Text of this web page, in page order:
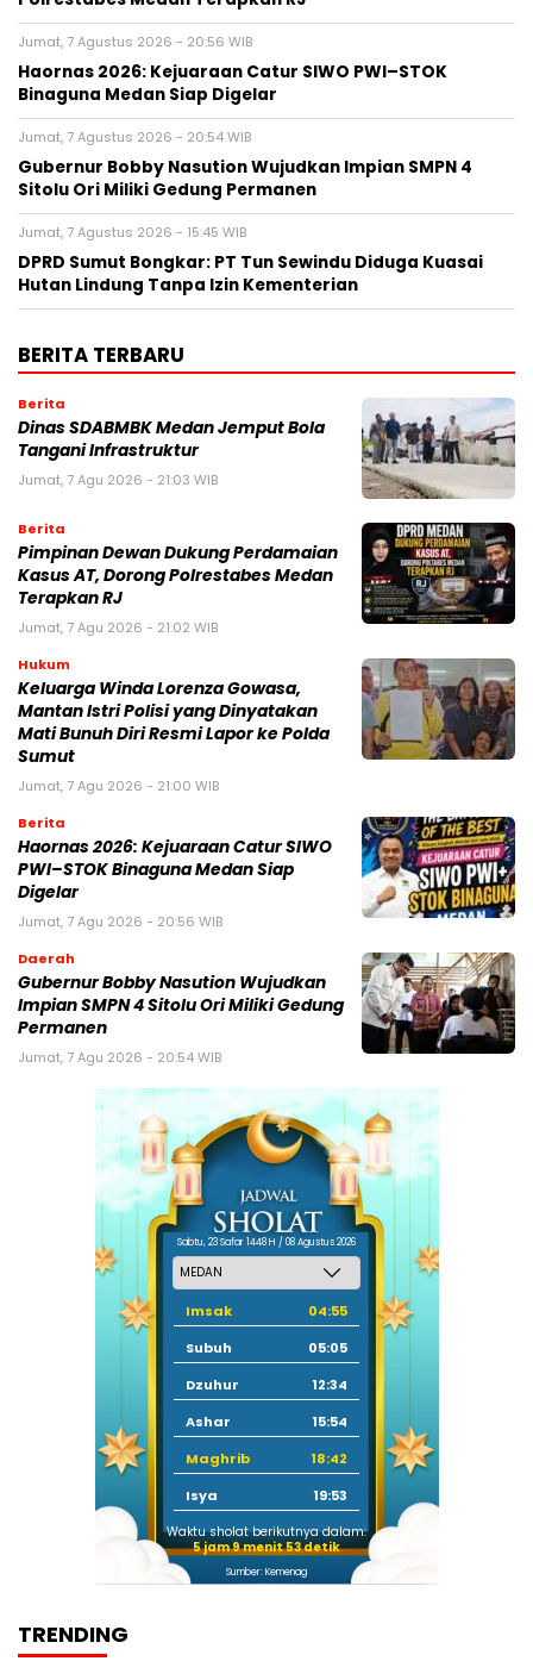
Jumat, 7 Agustus 2026 - 20:56 WIB
Haornas 2026: Kejuaraan Catur SIWO PWI–STOK
Binaguna Medan Siap Digelar
Jumat, 7 Agustus 2026 - 20:54 WIB
Gubernur Bobby Nasution Wujudkan Impian SMPN 4
Sitolu Ori Miliki Gedung Permanen
Jumat, 7 Agustus 2026 - 15:45 WIB
DPRD Sumut Bongkar: PT Tun Sewindu Diduga Kuasai
Hutan Lindung Tanpa Izin Kementerian
BERITA TERBARU
Berita
Dinas SDABMBK Medan Jemput Bola
Tangani Infrastruktur
Jumat, 7 Agu 2026 - 21:03 WIB
Berita
Pimpinan Dewan Dukung Perdamaian
Kasus AT, Dorong Polrestabes Medan
Terapkan RJ
Jumat, 7 Agu 2026 - 21:02 WIB
Hukum
Keluarga Winda Lorenza Gowasa,
Mantan Istri Polisi yang Dinyatakan
Mati Bunuh Diri Resmi Lapor ke Polda
Sumut
Jumat, 7 Agu 2026 - 21:00 WIB
Berita
Haornas 2026: Kejuaraan Catur SIWO
PWI–STOK Binaguna Medan Siap
Digelar
Jumat, 7 Agu 2026 - 20:56 WIB
Daerah
Gubernur Bobby Nasution Wujudkan
Impian SMPN 4 Sitolu Ori Miliki Gedung
Permanen
Jumat, 7 Agu 2026 - 20:54 WIB
Sabtu, 23 Safar 1448 H / 08 Agustus 2026
Imsak
04:55
Subuh
05:05
Dzuhur
12:34
Ashar
15:54
Maghrib
18:42
Isya
19:53
Waktu sholat berikutnya dalam:
5 jam 9 menit 52 detik
Sumber: Kemenag
TRENDING